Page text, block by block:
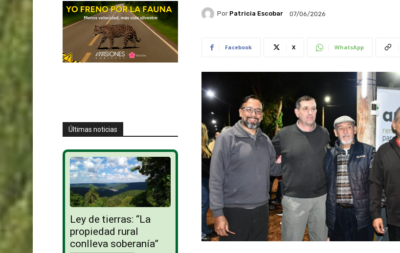
Últimas noticias
Ley de tierras: “La
propiedad rural
conlleva soberanía”
Por Patricia Escobar 07/06/2026
Facebook X WhatsApp